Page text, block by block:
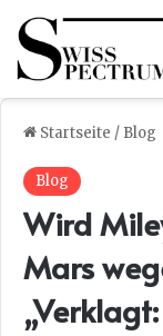
Startseite / Blog
Blog
Wird
Mars